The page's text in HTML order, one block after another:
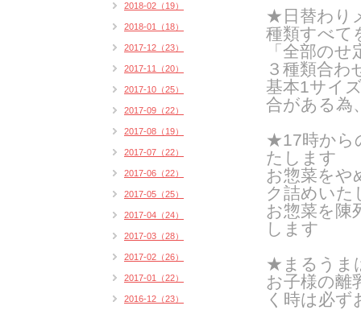
★日替わり
種類すべて
「全部の
３種類合わ
基本1サイ
合がある為
★17時から
たします
お惣菜をや
ク詰めいた
お惣菜を陳
します
★まるうま
お子様の離
く時は必ず
2018-02（19）
2018-01（18）
2017-12（23）
2017-11（20）
2017-10（25）
2017-09（22）
2017-08（19）
2017-07（22）
2017-06（22）
2017-05（25）
2017-04（24）
2017-03（28）
2017-02（26）
2017-01（22）
2016-12（23）